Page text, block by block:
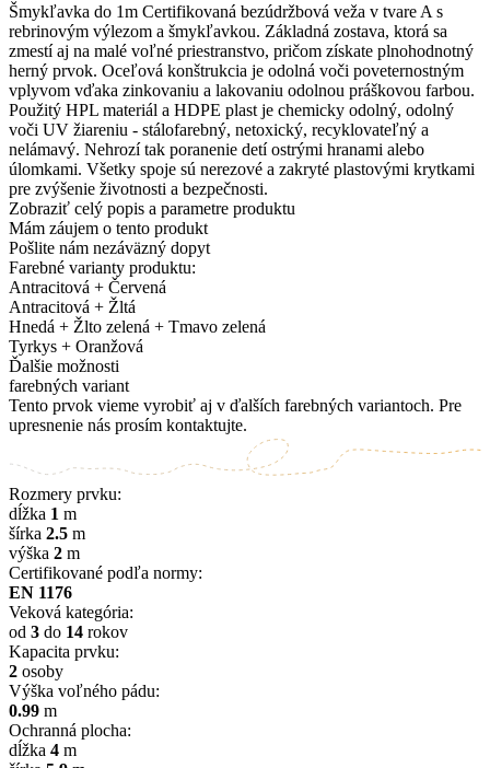
Šmykľavka do 1m Certifikovaná bezúdržbová veža v tvare A s
rebrinovým výlezom a šmykľavkou. Základná zostava, ktorá sa
zmestí aj na malé voľné priestranstvo, pričom získate plnohodnotný
herný prvok. Oceľová konštrukcia je odolná voči poveternostným
vplyvom vďaka zinkovaniu a lakovaniu odolnou práškovou farbou.
Použitý HPL materiál a HDPE plast je chemicky odolný, odolný
voči UV žiareniu - stálofarebný, netoxický, recyklovateľný a
nelámavý. Nehrozí tak poranenie detí ostrými hranami alebo
úlomkami. Všetky spoje sú nerezové a zakryté plastovými krytkami
pre zvýšenie životnosti a bezpečnosti.
Zobraziť celý popis a parametre produktu
Mám záujem o tento produkt
Pošlite nám nezáväzný dopyt
Farebné varianty produktu:
Antracitová + Červená
Antracitová + Žltá
Hnedá + Žlto zelená + Tmavo zelená
Tyrkys + Oranžová
Ďalšie možnosti
farebných variant
Tento prvok vieme vyrobiť aj v ďalších farebných variantoch. Pre
upresnenie nás prosím kontaktujte.
Rozmery prvku:
dĺžka 1 m
šírka 2.5 m
výška 2 m
Certifikované podľa normy:
EN 1176
Veková kategória:
od 3 do 14 rokov
Kapacita prvku:
2 osoby
Výška voľného pádu:
0.99 m
Ochranná plocha:
dĺžka 4 m